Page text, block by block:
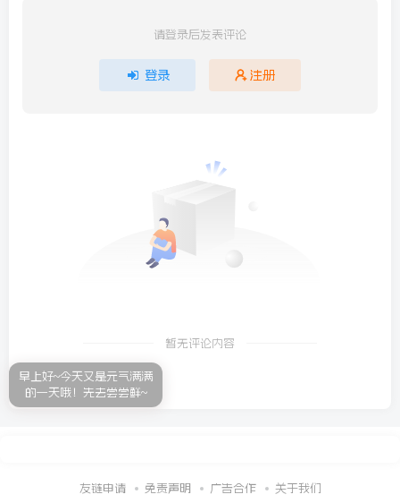
请登录后发表评论
登录 注册
暂无评论内容
友链申请 免责声明 广告合作 关于我们
早上好~今天又是元气满满
的一天哦！先去尝尝鲜~